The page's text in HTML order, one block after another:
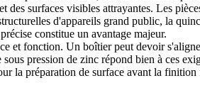
surfaces visibles attrayantes. Les
d'appareils grand public, la
constitue un avantage majeur.
et fonction. Un boîtier peut devoir
pression de zinc répond bien à ces
la préparation de surface avant la finition